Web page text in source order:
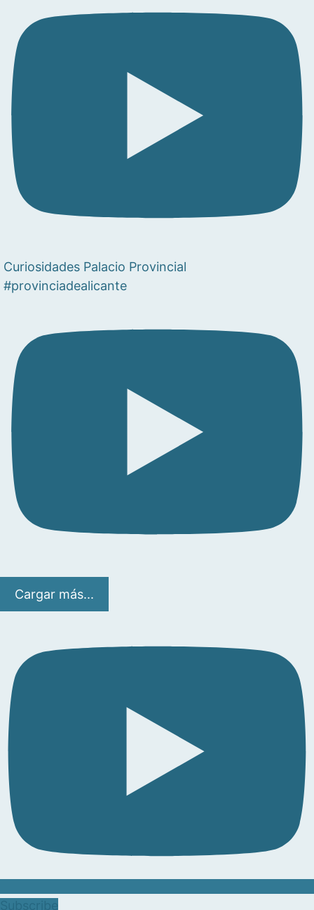
Curiosidades Palacio Provincial
#provinciadealicante
Cargar más...